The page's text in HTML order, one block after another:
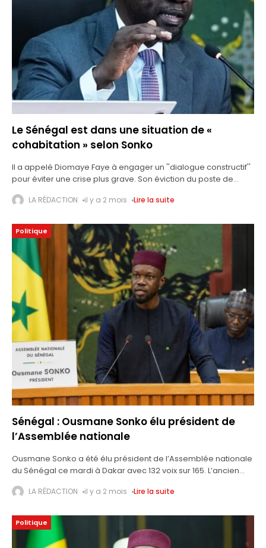
Le Sénégal est dans une situation de «
cohabitation » selon Sonko
Il a appelé Diomaye Faye à engager un ''dialogue constructif''
pour éviter une crise plus grave. Son éviction du poste de
LA RÉDACTION il y a 2 mois Lire la suite
Politique
Sénégal : Ousmane Sonko élu président de
l’Assemblée nationale
Ousmane Sonko a été élu président de l’Assemblée nationale
du Sénégal ce mardi à Dakar avec 132 voix sur 165. L’ancien
trois LA RÉDACTION il y a 2 mois Lire la suite
Politique